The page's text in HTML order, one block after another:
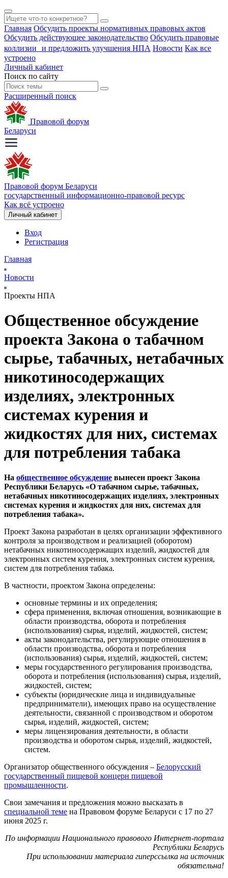
Главная Обсудить проекты нормативных правовых актов
Обсудить действующее законодательство Обсудить правовые
коллизии и предложить улучшения НПА Новости Как все
устроено
Личный кабинет
Поиск по сайту
Расширенный поиск
Правовой форум
Беларуси
Правовой форум Беларуси
государственный информационно-правовой ресурс
Как всё устроено
Личный кабинет
Вход
Регистрация
Главная
Новости
Проекты НПА
Общественное обсуждение
проекта Закона о табачном
сырье, табачных, нетабачных
никотиносодержащих
изделиях, электронных
системах курения и
жидкостях для них, системах
для потребления табака
На общественное обсуждение вынесен проект Закона
Республики Беларусь «О табачном сырье, табачных,
нетабачных никотиносодержащих изделиях, электронных
системах курения и жидкостях для них, системах для
потребления табака».
Проект Закона разработан в целях организации эффективного
контроля за производством и реализацией (оборотом)
нетабачных никотиносодержащих изделий, жидкостей для
электронных систем курения, электронных систем курения,
систем для потребления табака.
В частности, проектом Закона определены:
основные термины и их определения;
сфера применения, включая отношения, возникающие в
области производства, оборота и потребления
(использования) сырья, изделий, жидкостей, систем;
акты законодательства, регулирующие отношения в
области производства, оборота и потребления
(использования) сырья, изделий, жидкостей, систем;
меры государственного регулирования производства,
оборота и потребления (использования) сырья, изделий,
жидкостей, систем;
субъекты (юридические лица и индивидуальные
предприниматели), имеющих право на осуществление
деятельности, связанной с производством и оборотом
сырья, изделий, жидкостей, систем;
меры лицензирования деятельности, в области
производства и оборотом сырья, изделий, жидкостей,
систем.
Организатор общественного обсуждения – Белорусский
государственный пищевой концерн пищевой
промышленности.
Свои замечания и предложения можно высказать в
специальной теме на Правовом форуме Беларуси с 17 по 27
июня 2025 г.
По информации Национального правового Интернет-портала
Республики Беларусь
При использовании материала гиперссылка на источник
обязательна!